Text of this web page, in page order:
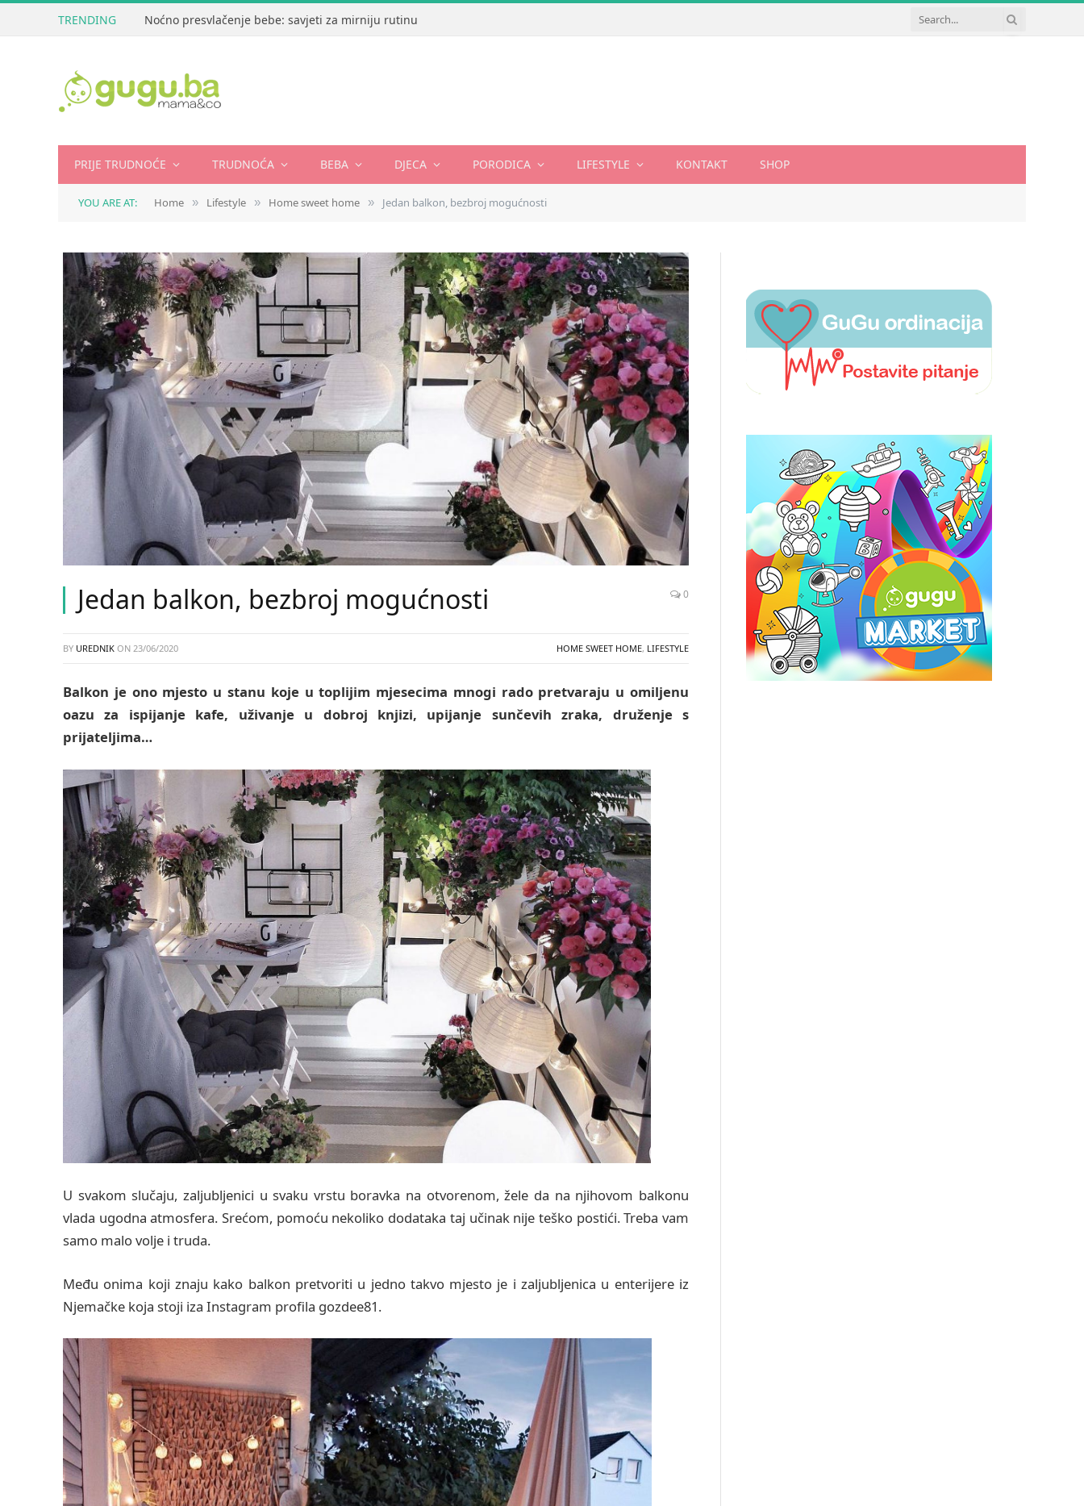
TRENDING Noćno presvlačenje bebe: savjeti za mirniju rutinu
PRIJE TRUDNOĆE TRUDNOĆA BEBA DJECA PORODICA LIFESTYLE KONTAKT SHOP
YOU ARE AT: Home » Lifestyle » Home sweet home » Jedan balkon, bezbroj mogućnosti
Jedan balkon, bezbroj mogućnosti 0
BY UREDNIK ON 23/06/2020 HOME SWEET HOME, LIFESTYLE
Balkon je ono mjesto u stanu koje u toplijim mjesecima mnogi rado pretvaraju u omiljenu
oazu za ispijanje kafe, uživanje u dobroj knjizi, upijanje sunčevih zraka, druženje s
prijateljima…
U svakom slučaju, zaljubljenici u svaku vrstu boravka na otvorenom, žele da na njihovom balkonu
vlada ugodna atmosfera. Srećom, pomoću nekoliko dodataka taj učinak nije teško postići. Treba vam
samo malo volje i truda.
Među onima koji znaju kako balkon pretvoriti u jedno takvo mjesto je i zaljubljenica u enterijere iz
Njemačke koja stoji iza Instagram profila gozdee81.